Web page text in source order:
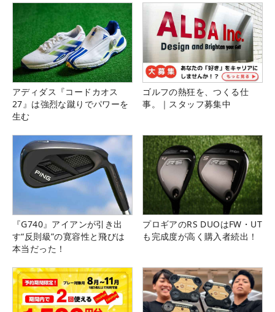
アディダス『コードカオス
27』は強烈な蹴りでパワーを
生む
ゴルフの熱狂を、つくる仕
事。｜スタッフ募集中
『G740』アイアンが引き出
す“反則級”の寛容性と飛びは
本当だった！
プロギアのRS DUOはFW・UT
も完成度が高く購入者続出！